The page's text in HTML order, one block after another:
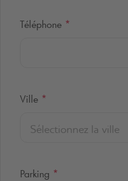
Téléphone *
Ville *
Sélectionnez la ville
Parking *